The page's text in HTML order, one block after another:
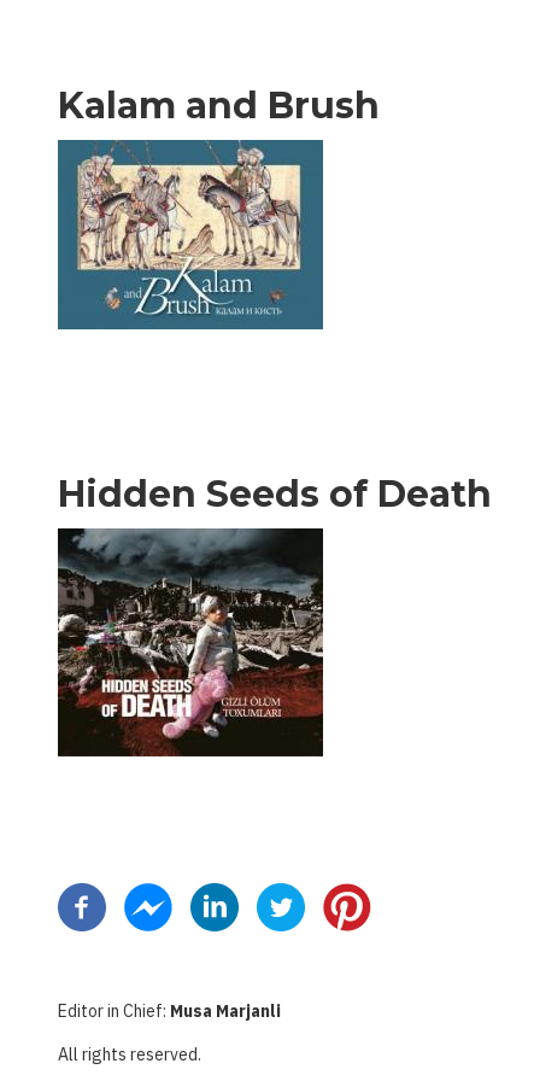
Kalam and Brush
Hidden Seeds of Death
Editor in Chief: Musa Marjanli
All rights reserved.